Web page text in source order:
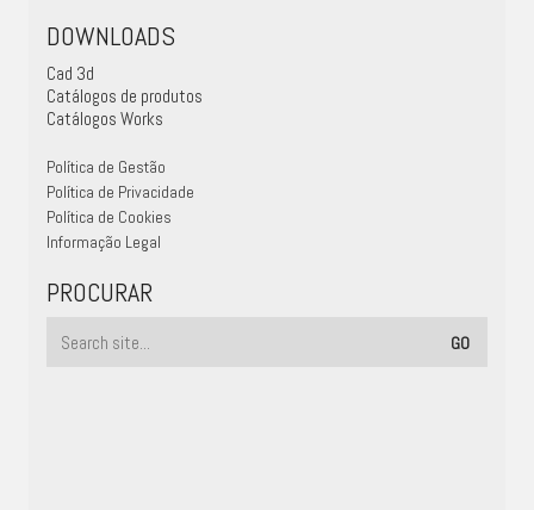
DOWNLOADS
Cad 3d
Catálogos de produtos
Catálogos Works
Política de Gestão
Política de Privacidade
Política de Cookies
Informação Legal
PROCURAR